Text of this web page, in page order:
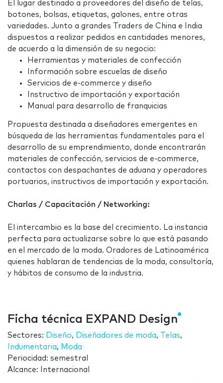
El lugar destinado a proveedores del diseño de telas,
botones, bolsas, etiquetas, galones, entre otras
variedades. Junto a grandes Traders de China e India
dispuestos a realizar pedidos en cantidades menores,
de acuerdo a la dimensión de su negocio:
Herramientas y materiales de confección
Información sobre escuelas de diseño
Servicios de e-commerce y diseño
Instructivo de importación y exportación
Manual para desarrollo de franquicias
Propuesta destinada a diseñadores emergentes en
búsqueda de las herramientas fundamentales para el
desarrollo de su emprendimiento, donde encontrarán
materiales de confección, servicios de e-commerce,
contactos con despachantes de aduana y operadores
portuarios, instructivos de importación y exportación.
Charlas / Capacitación / Networking:
El intercambio es la base del crecimiento. La instancia
perfecta para actualizarse sobre lo que está pasando
en el mercado de la moda. Oradores de Latinoamérica
quienes hablaran de tendencias de la moda, consultoría,
y hábitos de consumo de la industria.
Ficha técnica EXPAND Design
Sectores: Diseño, Diseñadores de moda, Telas,
Indumentaria, Moda
Periocidad: semestral
Alcance: Internacional